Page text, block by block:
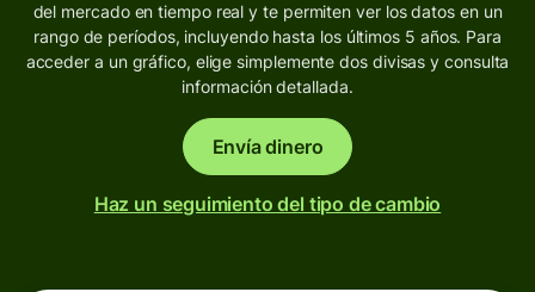
del mercado en tiempo real y te permiten ver los datos en un
rango de períodos, incluyendo hasta los últimos 5 años. Para
acceder a un gráfico, elige simplemente dos divisas y consulta
información detallada.
Envía dinero
Haz un seguimiento del tipo de cambio